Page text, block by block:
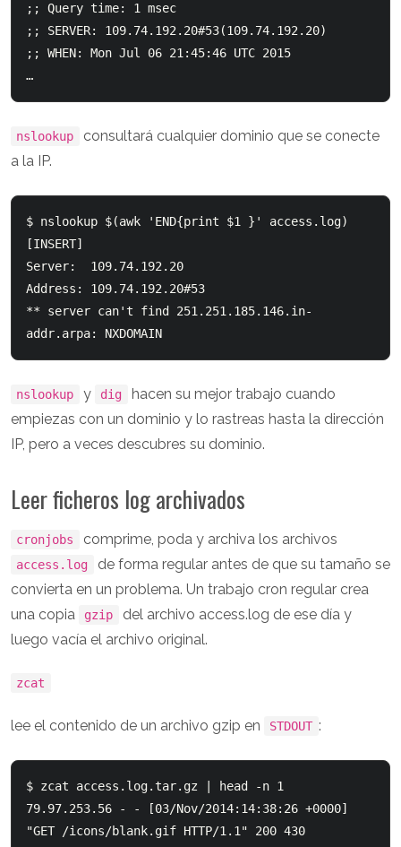
;; Query time: 1 msec
;; SERVER: 109.74.192.20#53(109.74.192.20)
;; WHEN: Mon Jul 06 21:45:46 UTC 2015
…
nslookup
consultará cualquier dominio que se conecte
a la IP.
$ nslookup $(awk 'END{print $1 }' access.log)
[INSERT]
Server:  109.74.192.20
Address: 109.74.192.20#53
** server can't find 251.251.185.146.in-
nslookup y dig
hacen su mejor trabajo cuando
empiezas con un dominio y lo rastreas hasta la dirección
IP, pero a veces descubres su dominio.
Leer ficheros log archivados
cronjobs comprime, poda y archiva los archivos
access.log
de forma regular antes de que su tamaño se
convierta en un problema. Un trabajo cron regular crea
una copia
gzip
del archivo access.log de ese día y
luego vacía el archivo original.
zcat
lee el contenido de un archivo gzip en STDOUT :
$ zcat access.log.tar.gz | head -n 1
79.97.253.56 - - [03/Nov/2014:14:38:26 +0000]
"GET /icons/blank.gif HTTP/1.1" 200 430